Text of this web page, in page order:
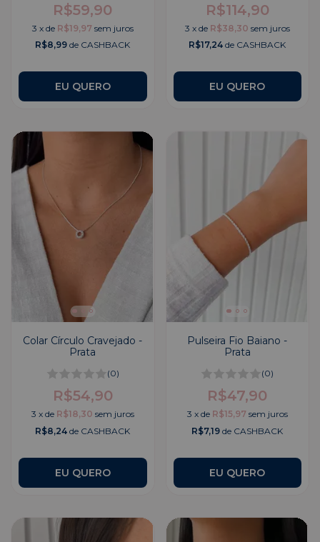
R$59,90
3 x de R$19,97 sem juros
R$8,99 de CASHBACK
R$114,90
3 x de R$38,30 sem juros
R$17,24 de CASHBACK
EU QUERO
Colar Círculo Cravejado -
Prata
(0)
R$54,90
3 x de R$18,30 sem juros
R$8,24 de CASHBACK
Pulseira Fio Baiano -
Prata
(0)
R$47,90
3 x de R$15,97 sem juros
R$7,19 de CASHBACK